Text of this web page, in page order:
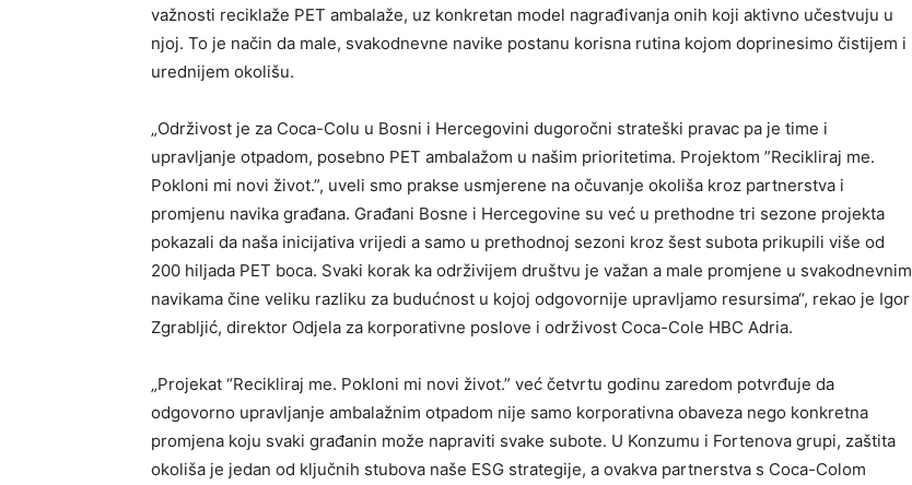
važnosti reciklaže PET ambalaže, uz konkretan model nagrađivanja onih koji aktivno učestvuju u
njoj. To je način da male, svakodnevne navike postanu korisna rutina kojom doprinesimo čistijem i
urednijem okolišu.
„Održivost je za Coca-Colu u Bosni i Hercegovini dugoročni strateški pravac pa je time i
upravljanje otpadom, posebno PET ambalažom u našim prioritetima. Projektom ”Recikliraj me.
Pokloni mi novi život.”, uveli smo prakse usmjerene na očuvanje okoliša kroz partnerstva i
promjenu navika građana. Građani Bosne i Hercegovine su već u prethodne tri sezone projekta
pokazali da naša inicijativa vrijedi a samo u prethodnoj sezoni kroz šest subota prikupili više od
200 hiljada PET boca. Svaki korak ka održivijem društvu je važan a male promjene u svakodnevnim
navikama čine veliku razliku za budućnost u kojoj odgovornije upravljamo resursima“, rekao je Igor
Zgrabljić, direktor Odjela za korporativne poslove i održivost Coca-Cole HBC Adria.
„Projekat “Recikliraj me. Pokloni mi novi život.” već četvrtu godinu zaredom potvrđuje da
odgovorno upravljanje ambalažnim otpadom nije samo korporativna obaveza nego konkretna
promjena koju svaki građanin može napraviti svake subote. U Konzumu i Fortenova grupi, zaštita
okoliša je jedan od ključnih stubova naše ESG strategije, a ovakva partnerstva s Coca-Colom